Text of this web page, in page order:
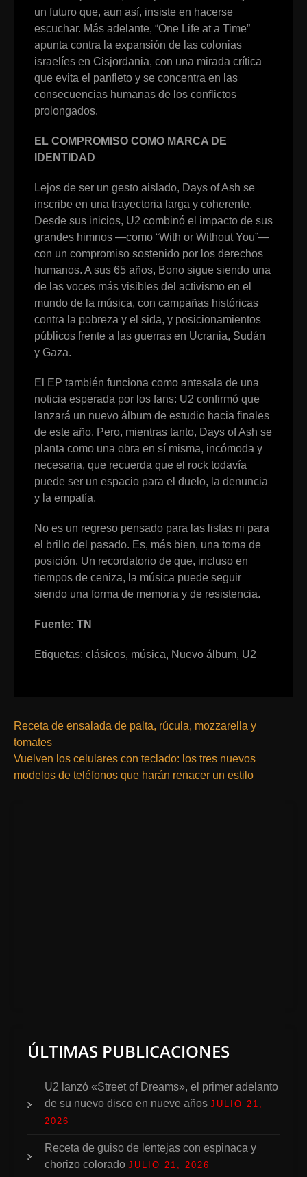
un futuro que, aun así, insiste en hacerse
escuchar. Más adelante, “One Life at a Time”
apunta contra la expansión de las colonias
israelíes en Cisjordania, con una mirada crítica
que evita el panfleto y se concentra en las
consecuencias humanas de los conflictos
prolongados.
EL COMPROMISO COMO MARCA DE
IDENTIDAD
Lejos de ser un gesto aislado, Days of Ash se
inscribe en una trayectoria larga y coherente.
Desde sus inicios, U2 combinó el impacto de sus
grandes himnos —como “With or Without You”—
con un compromiso sostenido por los derechos
humanos. A sus 65 años, Bono sigue siendo una
de las voces más visibles del activismo en el
mundo de la música, con campañas históricas
contra la pobreza y el sida, y posicionamientos
públicos frente a las guerras en Ucrania, Sudán
y Gaza.
El EP también funciona como antesala de una
noticia esperada por los fans: U2 confirmó que
lanzará un nuevo álbum de estudio hacia finales
de este año. Pero, mientras tanto, Days of Ash se
planta como una obra en sí misma, incómoda y
necesaria, que recuerda que el rock todavía
puede ser un espacio para el duelo, la denuncia
y la empatía.
No es un regreso pensado para las listas ni para
el brillo del pasado. Es, más bien, una toma de
posición. Un recordatorio de que, incluso en
tiempos de ceniza, la música puede seguir
siendo una forma de memoria y de resistencia.
Fuente: TN
Etiquetas: clásicos, música, Nuevo álbum, U2
Receta de ensalada de palta, rúcula, mozzarella y
tomates
Vuelven los celulares con teclado: los tres nuevos
modelos de teléfonos que harán renacer un estilo
ÚLTIMAS PUBLICACIONES
U2 lanzó «Street of Dreams», el primer adelanto
de su nuevo disco en nueve años JULIO 21,
2026
Receta de guiso de lentejas con espinaca y
chorizo colorado JULIO 21, 2026